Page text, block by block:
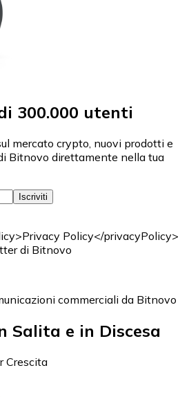
300.000 utenti
mercato crypto, nuovi prodotti e
Bitnovo direttamente nella tua
Iscriviti
Policy</privacyPolicy>
di Bitnovo
commerciali da Bitnovo
Salita e in Discesa
Crescita